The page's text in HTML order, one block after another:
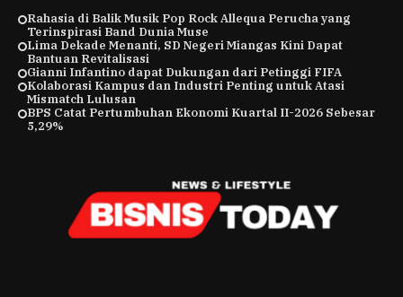
Rahasia di Balik Musik Pop Rock Allequa Perucha yang
Terinspirasi Band Dunia Muse
Lima Dekade Menanti, SD Negeri Miangas Kini Dapat
Bantuan Revitalisasi
Gianni Infantino dapat Dukungan dari Petinggi FIFA
Kolaborasi Kampus dan Industri Penting untuk Atasi
Mismatch Lulusan
BPS Catat Pertumbuhan Ekonomi Kuartal II-2026 Sebesar
5,29%